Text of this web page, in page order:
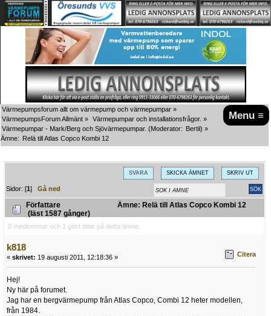
Menu ≡
Värmepumpsforum allt om värmepump och värmepumpar »
VärmepumpsForum Allmänt » Värmepumpar och installationsfrågor. »
Värmepumpar - Mark/Berg och Sjövärmepumpar. (Moderator: Bertil) »
Ämne: Relä till Atlas Copco Kombi 12
SVARA SKICKA ÄMNET SKRIV UT
Sidor: [1]Gå ned
Författare
Ämne: Relä till Atlas Copco Kombi 12
(läst 1587 gånger)
0 medlemmar och 1 gäst tittar på detta ämne.
k818
« skrivet: 19 augusti 2011, 12:18:36 » Citera
Hej!
Ny här på forumet.
Jag har en bergvärmepump från Atlas Copco, Combi 12 heter modellen,
från 1984.